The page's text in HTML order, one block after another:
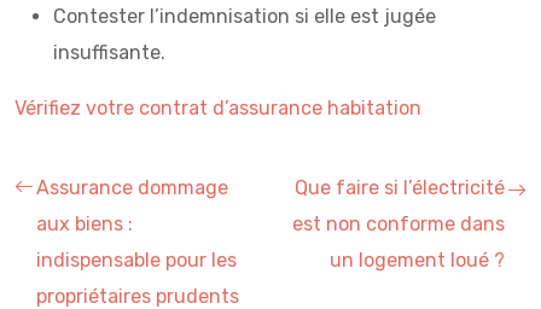
Contester l’indemnisation si elle est jugée
insuffisante.
Vérifiez votre contrat d’assurance habitation
Assurance dommage
aux biens :
indispensable pour les
propriétaires prudents
Que faire si l’électricité
est non conforme dans
un logement loué ?